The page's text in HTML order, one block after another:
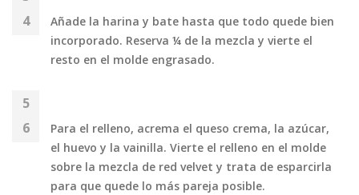
Añade la harina y bate hasta que todo quede bien
incorporado. Reserva ¼ de la mezcla y vierte el
resto en el molde engrasado.
Para el relleno, acrema el queso crema, la azúcar,
el huevo y la vainilla. Vierte el relleno en el molde
sobre la mezcla de red velvet y trata de esparcirla
para que quede lo más pareja posible.